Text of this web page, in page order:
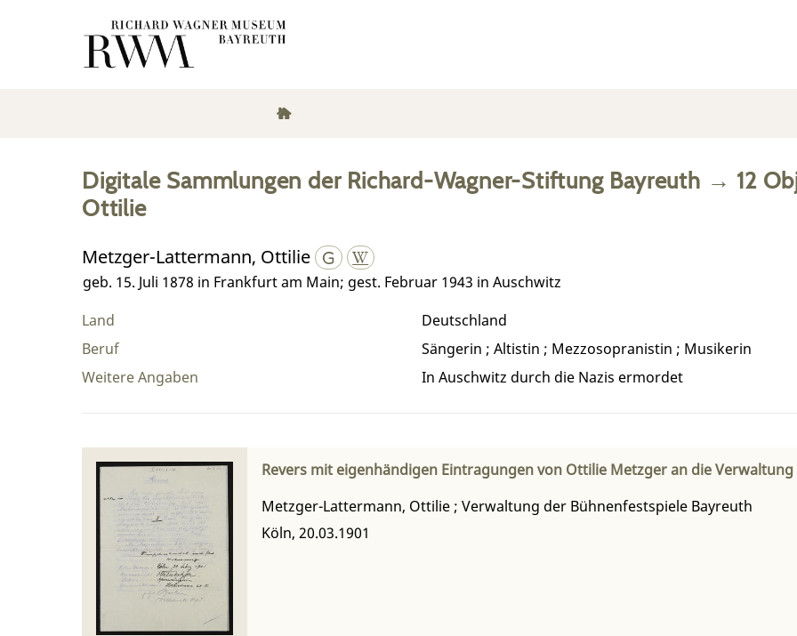
Digitale Sammlungen der Richard-Wagner-Stiftung Bayreuth → 12
Ottilie
Metzger-Lattermann, Ottilie
geb. 15. Juli 1878 in Frankfurt am Main; gest. Februar 1943 in Auschwitz
Land
Deutschland
Beruf
Sängerin ; Altistin ; Mezzosopranistin ; Musikerin
Weitere Angaben
In Auschwitz durch die Nazis ermordet
Revers mit eigenhändigen Eintragungen von Ottilie Metzger an die
Metzger-Lattermann, Ottilie ; Verwaltung der Bühnenfestspiele Bayreuth
Köln, 20.03.1901